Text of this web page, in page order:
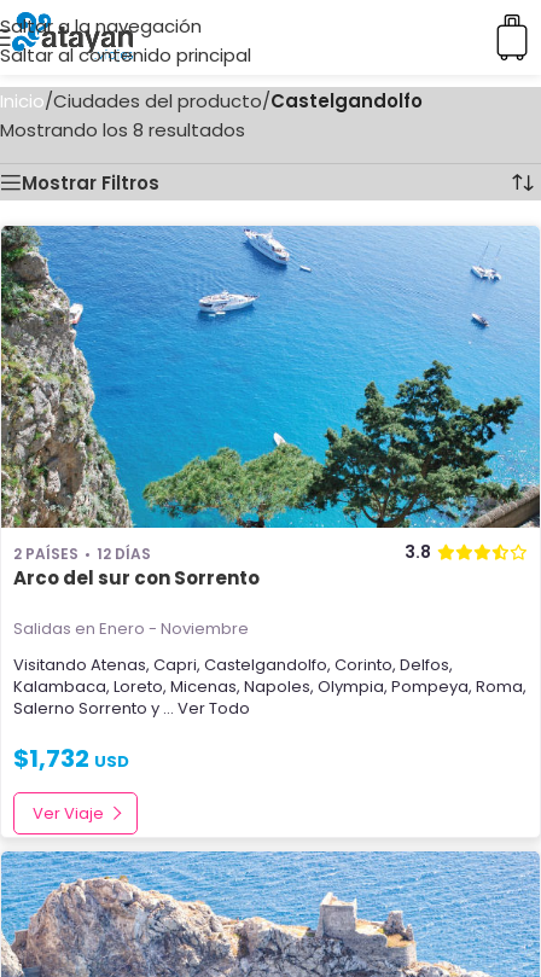
Saltar a la navegación
Saltar al contenido principal
Inicio/Ciudades del producto/Castelgandolfo
Mostrando los 8 resultados
Mostrar Filtros
2 PAÍSES 12 DÍAS 3.8
Arco del sur con Sorrento
Salidas en Enero - Noviembre
Visitando Atenas, Capri, Castelgandolfo, Corinto, Delfos,
Kalambaca, Loreto, Micenas, Napoles, Olympia, Pompeya, Roma,
Salerno Sorrento y ... Ver Todo
$1,732 USD
Ver Viaje